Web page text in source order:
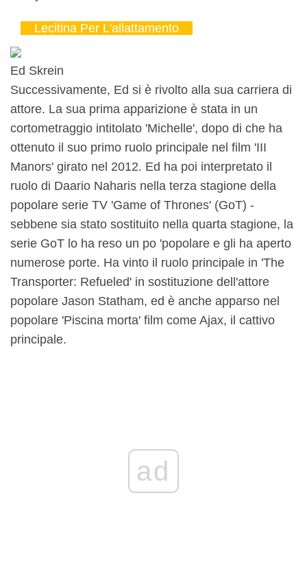
Lecitina Per L'allattamento
Ed Skrein
Successivamente, Ed si è rivolto alla sua carriera di
attore. La sua prima apparizione è stata in un
cortometraggio intitolato 'Michelle', dopo di che ha
ottenuto il suo primo ruolo principale nel film 'III
Manors' girato nel 2012. Ed ha poi interpretato il
ruolo di Daario Naharis nella terza stagione della
popolare serie TV 'Game of Thrones' (GoT) -
sebbene sia stato sostituito nella quarta stagione, la
serie GoT lo ha reso un po 'popolare e gli ha aperto
numerose porte. Ha vinto il ruolo principale in 'The
Transporter: Refueled' in sostituzione dell'attore
popolare Jason Statham, ed è anche apparso nel
popolare 'Piscina morta' film come Ajax, il cattivo
principale.
ad